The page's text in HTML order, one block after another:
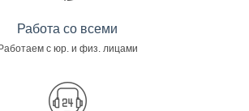
Работа со всеми
Работаем с юр. и физ. лицами